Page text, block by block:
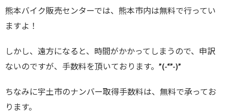
熊本バイク販売センターでは、熊本市内は無料で行ってい
ますよ！
しかし、遠方になると、時間がかかってしまうので、申訳
ないのですが、手数料を頂いております。”(-“”-)”
ちなみに宇土市のナンバー取得手数料は、無料で承ってお
ります。